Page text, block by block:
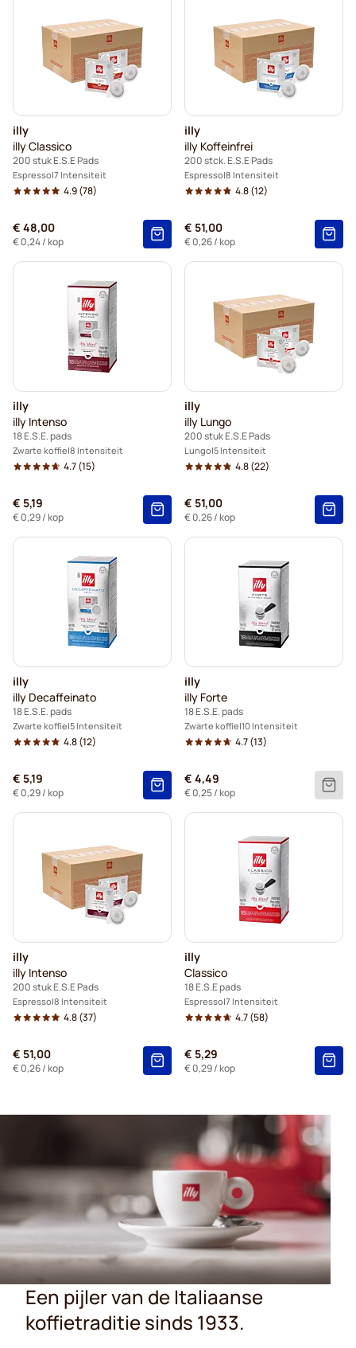
illy
illy Classico
200 stuk E.S.E Pads
Espresso 7 Intensiteit
4.9(78)
€ 48,00
€ 0,24/ kop
illy
illy Koffeinfrei
200 stck. E.S.E Pads
Espresso 8 Intensiteit
4.8(12)
€ 51,00
€ 0,26/ kop
illy
illy Intenso
18 E.S.E. pads
Zwarte koffie 8 Intensiteit
4.7(15)
€ 5,19
€ 0,29/ kop
illy
illy Lungo
200 stuk E.S.E Pads
Lungo 5 Intensiteit
4.8(22)
€ 51,00
€ 0,26/ kop
illy
illy Decaffeinato
18 E.S.E. pads
Zwarte koffie 5 Intensiteit
4.8(12)
€ 5,19
€ 0,29/ kop
illy
illy Forte
18 E.S.E. pads
Zwarte koffie 10 Intensiteit
4.7(13)
€ 4,49
€ 0,25/ kop
illy
illy Intenso
200 stuk E.S.E Pads
Espresso 8 Intensiteit
4.8(37)
€ 51,00
€ 0,26/ kop
illy
Classico
18 E.S.E pads
Espresso 7 Intensiteit
4.7(58)
€ 5,29
€ 0,29/ kop
Een pijler van de Italiaanse
koffietraditie sinds 1933.